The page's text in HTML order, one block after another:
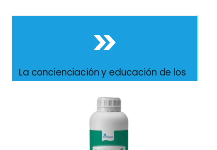
Esto implica la implementación demedidas de
restricción de contacto con
vectores potenciales
La concienciación y educación de los
prácticas de bioseguridad son clave
para minimizar el riesgo de
propagación de la enfermedad.